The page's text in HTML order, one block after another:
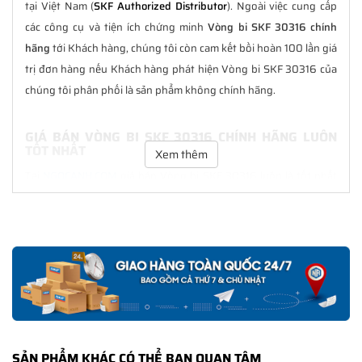
tại Việt Nam (SKF Authorized Distributor). Ngoài việc cung cấp
các công cụ và tiện ích chứng minhVòng bi SKF 30316 chính
hãngtới Khách hàng, chúng tôi còn cam kết bồi hoàn 100 lần giá
trị đơn hàng nếu Khách hàng phát hiện Vòng bi SKF 30316 của
chúng tôi phân phối là sản phẩm không chính hãng.
GIÁ BÁN VÒNG BI SKF 30316 CHÍNH HÃNG LUÔN
với nhiều ưu đãi kèm theo và các dịch vụ hẫu mãi sau bán hàng.
CHẾ ĐỘ BẢO HÀNH VÒNG BI SKF 30316 CHÍNH
HÃNG
Tất cả các sản phẩm SKF chính hãng doSKF Ngọc Anhphân
phối đều được bảo hành chính hãng theo đúng tiêu chuẩn bảo
Xem thêm